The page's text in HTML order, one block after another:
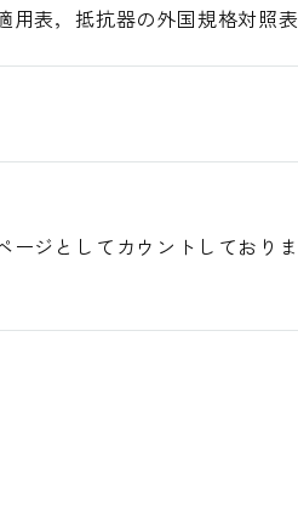
用表，抵抗器の外国規格対照表
ジとしてカウントしておりま